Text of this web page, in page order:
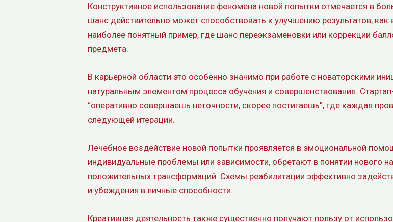
Конструктивное использование феномена новой попытки отмечается в
шанс действительно может способствовать к улучшению результатов, как
наиболее понятный пример, где шанс переэкзаменовки или коррекции
предмета.
В карьерной области это особенно значимо при работе с новаторскими
натуральным элементом процесса обучения и совершенствования.
“оперативно совершаешь неточности, скорее постигаешь”, где каждая
следующей итерации.
Лечебное воздействие новой попытки проявляется в эмоциональной
индивидуальные проблемы или зависимости, обретают в понятии нового
положительных трансформаций. Схемы реабилитации эффективно
и убеждения в личные способности.
Креативная деятельность также существенно получают пользу от